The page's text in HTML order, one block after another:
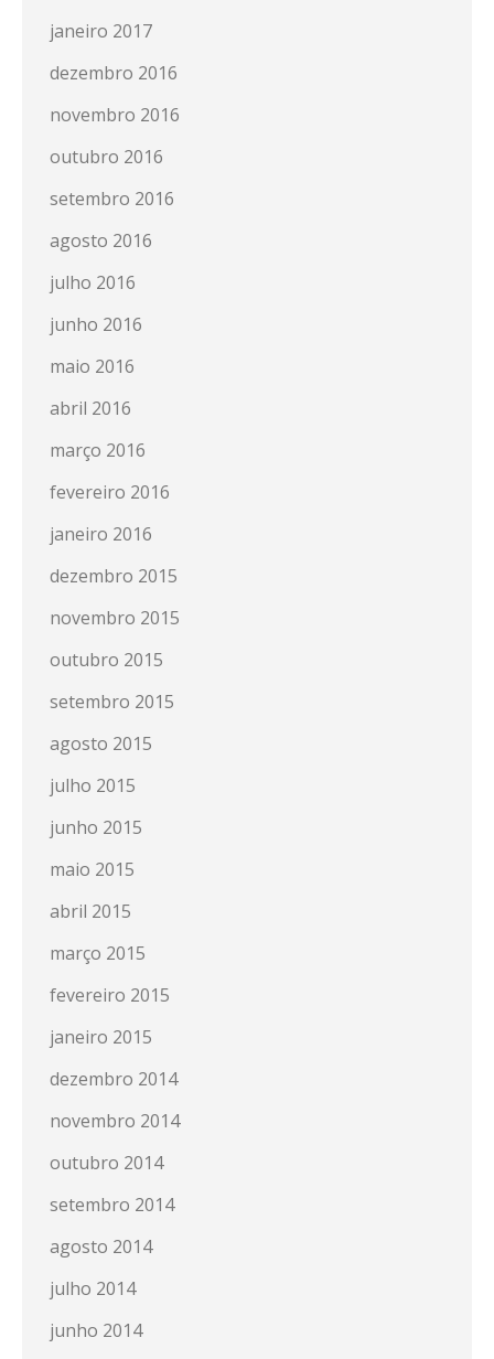
janeiro 2017
dezembro 2016
novembro 2016
outubro 2016
setembro 2016
agosto 2016
julho 2016
junho 2016
maio 2016
abril 2016
março 2016
fevereiro 2016
janeiro 2016
dezembro 2015
novembro 2015
outubro 2015
setembro 2015
agosto 2015
julho 2015
junho 2015
maio 2015
abril 2015
março 2015
fevereiro 2015
janeiro 2015
dezembro 2014
novembro 2014
outubro 2014
setembro 2014
agosto 2014
julho 2014
junho 2014